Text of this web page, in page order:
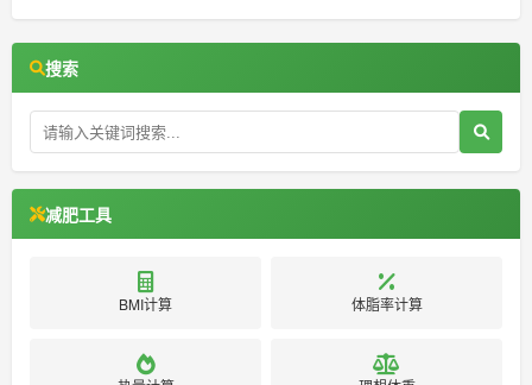
搜索
减肥工具
BMI计算 体脂率计算